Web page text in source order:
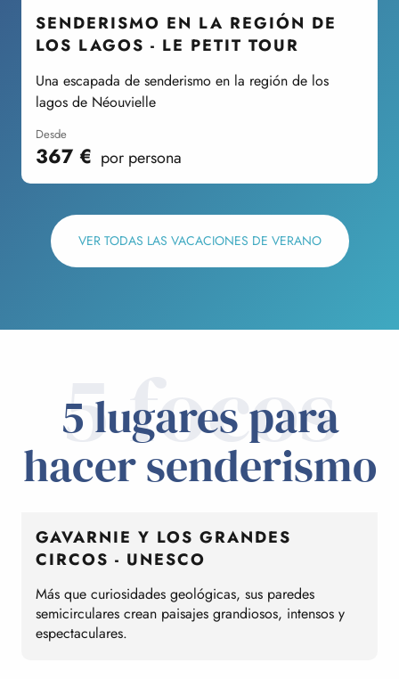
SENDERISMO EN LA REGIÓN DE
LOS LAGOS - LE PETIT TOUR
Una escapada de senderismo en la región de los
lagos de Néouvielle
desde
367 € por persona
VER TODAS LAS VACACIONES DE VERANO
5 focos
5 lugares para
hacer senderismo
GAVARNIE Y LOS GRANDES
CIRCOS - UNESCO
Más que curiosidades geológicas, sus paredes
semicirculares crean paisajes grandiosos, intensos y
espectaculares.